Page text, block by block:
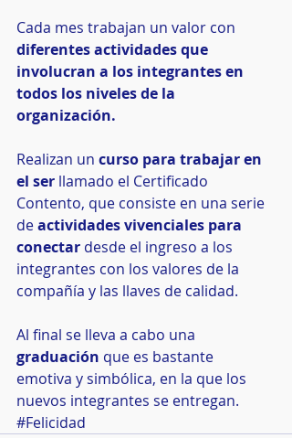
Cada mes trabajan un valor con
diferentes actividades que
involucran a los integrantes en
todos los niveles de la
organización.
Realizan un curso para trabajar en
el ser llamado el Certificado
Contento, que consiste en una serie
de actividades vivenciales para
conectar desde el ingreso a los
integrantes con los valores de la
compañía y las llaves de calidad.
Al final se lleva a cabo una
graduación que es bastante
emotiva y simbólica, en la que los
nuevos integrantes se entregan.
#Felicidad